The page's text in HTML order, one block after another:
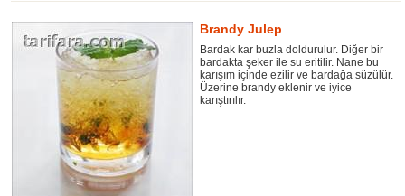
Brandy Julep
Bardak kar buzla doldurulur. Diğer bir
bardakta şeker ile su eritilir. Nane bu
karışım içinde ezilir ve bardağa süzülür.
Üzerine brandy eklenir ve iyice
karıştırılır.